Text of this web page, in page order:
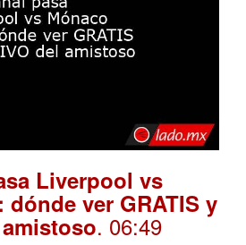
Liverpool vs
dónde ver GRATIS y
. 06:49